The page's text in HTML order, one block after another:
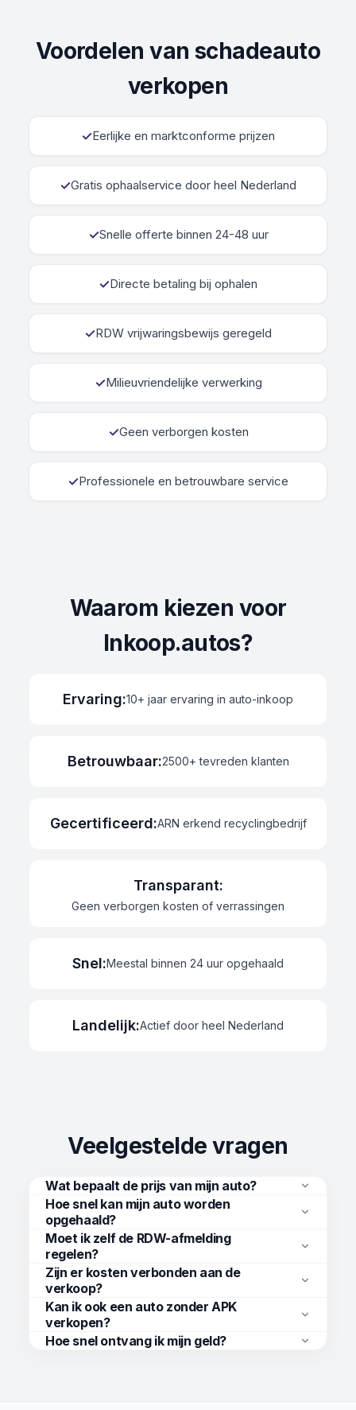
Voordelen van schadeauto
verkopen
✓Eerlijke en marktconforme prijzen
✓Gratis ophaalservice door heel Nederland
✓Snelle offerte binnen 24-48 uur
✓Directe betaling bij ophalen
✓RDW vrijwaringsbewijs geregeld
✓Milieuvriendelijke verwerking
✓Geen verborgen kosten
✓Professionele en betrouwbare service
Waarom kiezen voor
Inkoop.autos?
Ervaring:10+ jaar ervaring in auto-inkoop
Betrouwbaar:2500+ tevreden klanten
Gecertificeerd:ARN erkend recyclingbedrijf
Transparant:
Geen verborgen kosten of verrassingen
Snel:Meestal binnen 24 uur opgehaald
Landelijk:Actief door heel Nederland
Veelgestelde vragen
Wat bepaalt de prijs van mijn auto?
Hoe snel kan mijn auto worden
opgehaald?
Moet ik zelf de RDW-afmelding
regelen?
Zijn er kosten verbonden aan de
verkoop?
Kan ik ook een auto zonder APK
verkopen?
Hoe snel ontvang ik mijn geld?